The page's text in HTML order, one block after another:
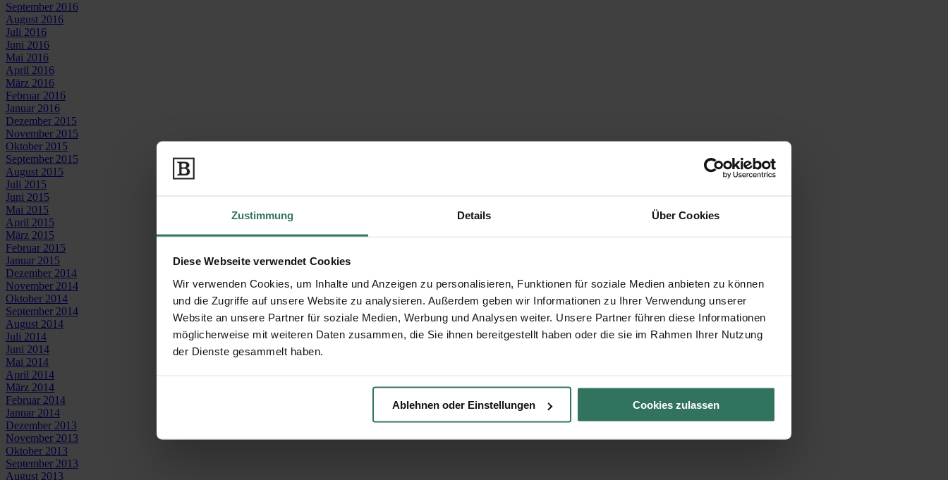
Zustimmung Details Über Cookies
Diese Webseite verwendet Cookies
Wir verwenden Cookies, um Inhalte und Anzeigen zu personalisieren, Funktionen für soziale Medien anbieten zu können
und die Zugriffe auf unsere Website zu analysieren. Außerdem geben wir Informationen zu Ihrer Verwendung unserer
Website an unsere Partner für soziale Medien, Werbung und Analysen weiter. Unsere Partner führen diese Informationen
möglicherweise mit weiteren Daten zusammen, die Sie ihnen bereitgestellt haben oder die sie im Rahmen Ihrer Nutzung
der Dienste gesammelt haben.
Ablehnen oder Einstellungen Cookies zulassen
September 2016
August 2016
Juli 2016
Juni 2016
Mai 2016
April 2016
März 2016
Februar 2016
Januar 2016
Dezember 2015
November 2015
Oktober 2015
September 2015
August 2015
Juli 2015
Juni 2015
Mai 2015
April 2015
März 2015
Februar 2015
Januar 2015
Dezember 2014
November 2014
Oktober 2014
September 2014
August 2014
Juli 2014
Juni 2014
Mai 2014
April 2014
März 2014
Februar 2014
Januar 2014
Dezember 2013
November 2013
Oktober 2013
September 2013
August 2013